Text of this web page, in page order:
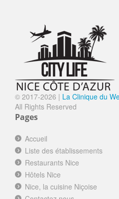
SORTIR
LA PETITE MAISON
Nice le Vieux Nice
LA MERENDA
Nice le Vieux Nice
Nice le Vieux Nice
WESTMINSTER
****
Nice la Promenade des
LA RÉSERVE DE NICE
© 2017-2026 | La Clinique du
All Rights Reserved
Pages
Accueil
Liste des établissements
Restaurants Nice
Hôtels Nice
Nice, la cuisine Niçoise